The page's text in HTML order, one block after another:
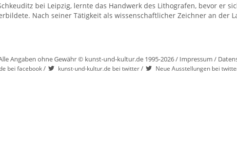
bei Leipzig, lernte das Handwerk des Lithografen, bevor er
Nach seiner Tätigkeit als wissenschaftlicher Zeichner an der
Angaben ohne Gewähr © kunst-und-kultur.de 1995-2026 / Impressum /
bei facebook/ kunst-und-kultur.de bei twitter/ Neue Ausstellungen bei